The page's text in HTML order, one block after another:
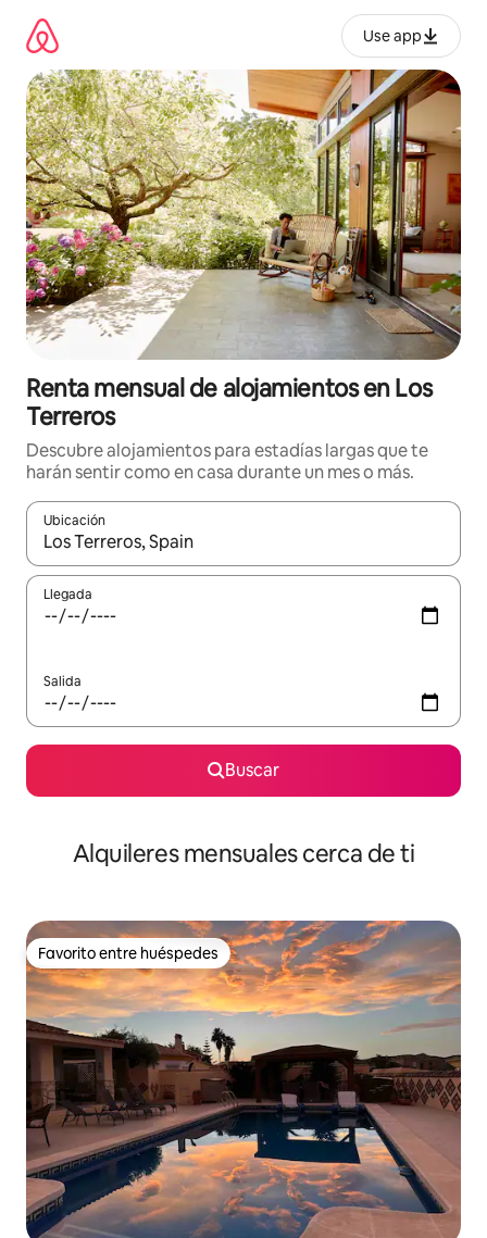
contenido
Use app
Renta mensual de alojamientos en Los
Terreros
Descubre alojamientos para estadías largas que te
harán sentir como en casa durante un mes o más.
Ubicación
Cuando los resultados estén disponibles, navega con las
Llegada
Salida
Buscar
Alquileres mensuales cerca de ti
Favorito entre huéspedes
Favorito entre huéspedes